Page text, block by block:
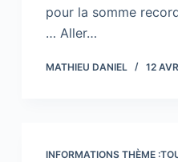
pour la somme
… Aller…
MATHIEU DANIEL 12
INFORMATIONS THÈME